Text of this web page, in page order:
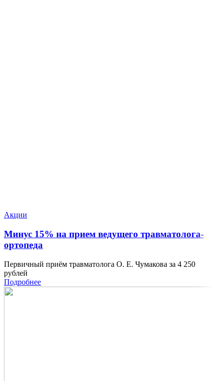
Акции
Минус 15% на прием ведущего травматолога-
ортопеда
Первичный приём травматолога О. Е. Чумакова за 4 250
рублей
Подробнее